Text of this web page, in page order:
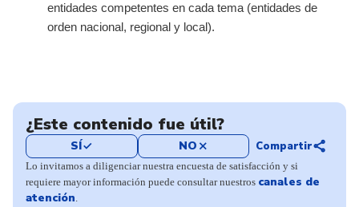
entidades competentes en cada tema (entidades de
orden nacional, regional y local).
¿Este contenido fue útil?
SÍcheck NO close Compartirshare
Lo invitamos a diligenciar nuestra encuesta de satisfacción y si
requiere mayor información puede consultar nuestros canales de
atención.